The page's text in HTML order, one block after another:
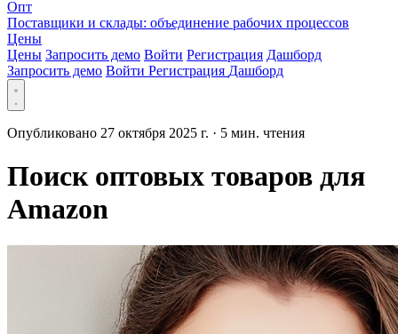
Опт
Поставщики и склады: объединение рабочих процессов
Цены
Цены Запросить демо Войти Регистрация Дашборд
Запросить демо Войти Регистрация Дашборд
Опубликовано 27 октября 2025 г. · 5 мин. чтения
Поиск оптовых товаров для
Amazon